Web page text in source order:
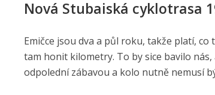
Nová Stubaiská cyklotrasa
Emičce jsou dva a půl roku, takže platí,
tam honit kilometry. To by sice bavilo
odpolední zábavou a kolo nutně nemusí